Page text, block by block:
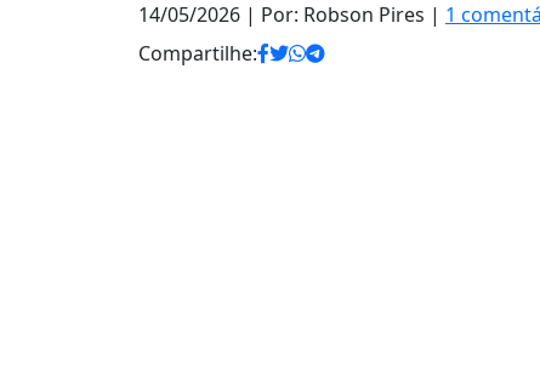
14/05/2026 | Por: Robson Pires | 1
Compartilhe: